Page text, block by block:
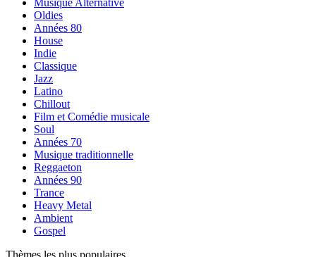
Musique Alternative
Oldies
Années 80
House
Indie
Classique
Jazz
Latino
Chillout
Film et Comédie musicale
Soul
Années 70
Musique traditionnelle
Reggaeton
Années 90
Trance
Heavy Metal
Ambient
Gospel